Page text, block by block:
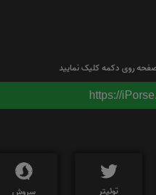
روی دکمه کلیک نمایید
https://
توئیتر سروش